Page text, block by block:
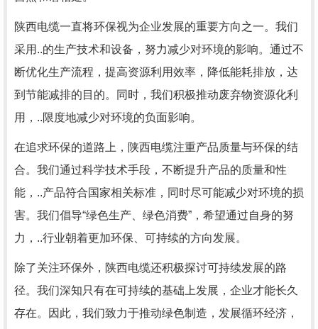
陕西电缆一直将环保视为企业发展的重要方向之一。我们
采用..的生产技术和设备，努力减少对环境的影响。通过不
断优化生产流程，提高资源利用效率，降低能耗排放，达
到节能减排的目的。同时，我们积极推动废弃物资源化利
用，..限度地减少对环境的负面影响。
在追求环保的道路上，陕西电缆注重产品质量与环保的结
合。我们通过科学技术手段，不断提升产品的质量和性
能，..产品符合国家相关标准，同时尽可能减少对环境的损
害。我们倡导“绿色生产、绿色消费”，希望通过自身的努
力，..行业朝着更加环保、可持续的方向发展。
除了关注环保外，陕西电缆还积极探讨可持续发展的路
径。我们深知只有在可持续的基础上发展，企业才能长久
存在。因此，我们致力于推动绿色制造，发展循环经济，